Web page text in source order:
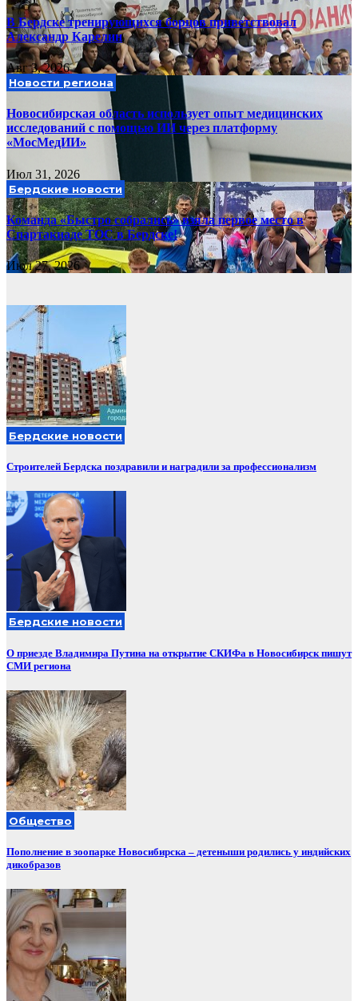
В Бердске тренирующихся борцов приветствовал
Александр Карелин
Авг 3, 2026
Новости региона
Новосибирская область использует опыт медицинских
исследований с помощью ИИ через платформу
«МосМедИИ»
Июл 31, 2026
Бердские новости
Команда «Быстро собрались» взяла первое место в
Спартакиаде ТОС в Бердске!
Июл 27, 2026
Бердские новости
Строителей Бердска поздравили и наградили за профессионализм
Бердские новости
О приезде Владимира Путина на открытие СКИФа в Новосибирск пишут
СМИ региона
Общество
Пополнение в зоопарке Новосибирска – детеныши родились у индийских
дикобразов